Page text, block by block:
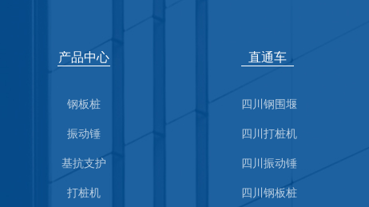
产品中心
钢板桩
振动锤
基抗支护
打桩机
直通车
四川钢围堰
四川打桩机
四川振动锤
四川钢板桩